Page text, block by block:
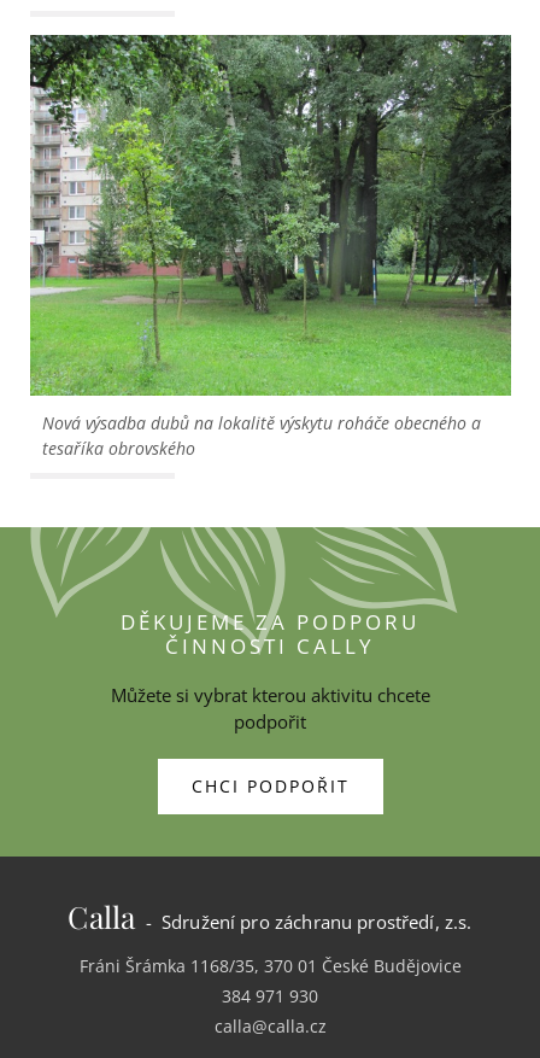
Nová výsadba dubů na lokalitě výskytu roháče obecného a
tesaříka obrovského
DĚKUJEME ZA PODPORU
ČINNOSTI CALLY
Můžete si vybrat kterou aktivitu chcete
podpořit
CHCI PODPOŘIT
Calla - Sdružení pro záchranu prostředí, z.s.
Fráni Šrámka 1168/35, 370 01 České Budějovice
384 971 930
calla@calla.cz